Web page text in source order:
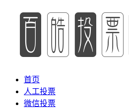
首页
人工投票
微信投票